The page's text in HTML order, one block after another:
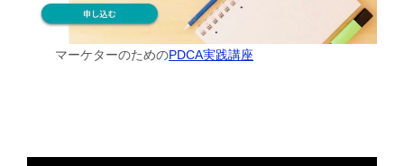
マーケターのためのPDCA実践講座